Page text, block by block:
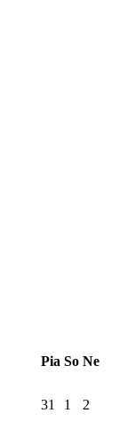
Pia So Ne
31 1 2